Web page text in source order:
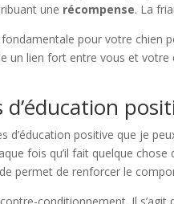
une récompense. La
pour votre chien
un lien fort entre vous et
d’éducation positive que je
fois qu’il fait quelque
permet de renforcer le
conditionnement. Il